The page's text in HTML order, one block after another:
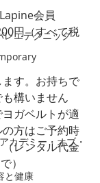
エテクニック
カデミー・オブ・
と健康
会員
円（すべて税
す。お持ちで
構いません
ガベルトが適
方はご予約時
レンタル代金
）